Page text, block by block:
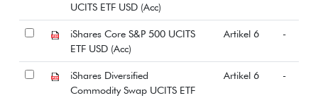
UCITS ETF USD (Acc)
iShares Core S&P 500 UCITS
ETF USD (Acc)
Artikel 6 -
iShares Diversified
Commodity Swap UCITS ETF
Artikel 6 -